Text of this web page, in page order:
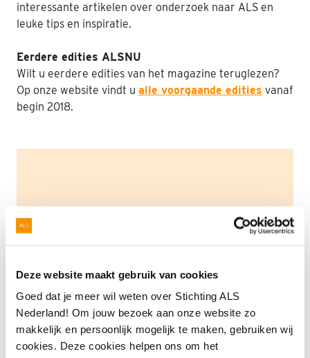
Deze website maakt gebruik van cookies
Goed dat je meer wil weten over Stichting ALS
Nederland! Om jouw bezoek aan onze website zo
makkelijk en persoonlijk mogelijk te maken, gebruiken wij
cookies. Deze cookies helpen ons om het
Patiënten
Nieuws
Interviews
Nabestaanden
interessante artikelen over onderzoek naar ALS en
leuke tips en inspiratie.
Eerdere edities ALSNU
Wilt u eerdere edities van het magazine teruglezen?
Op onze website vindt u alle voorgaande edities vanaf
begin 2018.